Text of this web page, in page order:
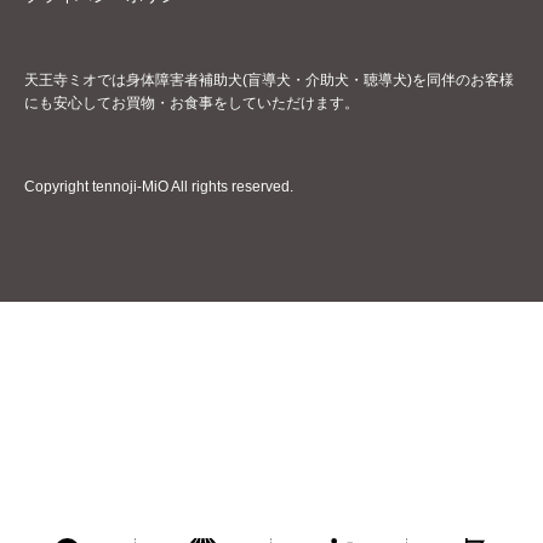
天王寺ミオでは身体障害者補助犬(盲導犬・介助犬・聴導犬)を同伴のお客様
にも安心してお買物・お食事をしていただけます。
Copyright tennoji-MiO All rights reserved.